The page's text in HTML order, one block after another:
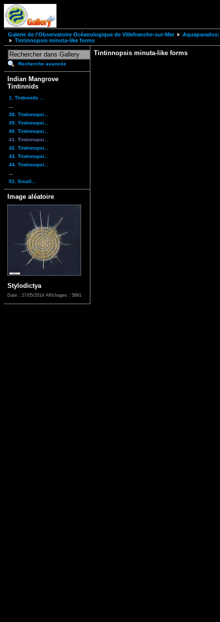
Galerie de l'Observatoire Océanologique de Villefranche-sur-Mer
Tintinnopsis minuta-like forms
Recherche avancée
Indian Mangrove
Tintinnids
1. Tintinnids ...
38. Tintinnopsi...
39. Tintinnopsi...
40. Tintinnopsi...
41. Tintinnopsi...
42. Tintinnopsi...
43. Tintinnopsi...
44. Tintinnopsi...
51. Small...
Image aléatoire
Stylodictya
Date : 27/05/2014 Affichages : 5891
Tintinnopsis minuta-like forms